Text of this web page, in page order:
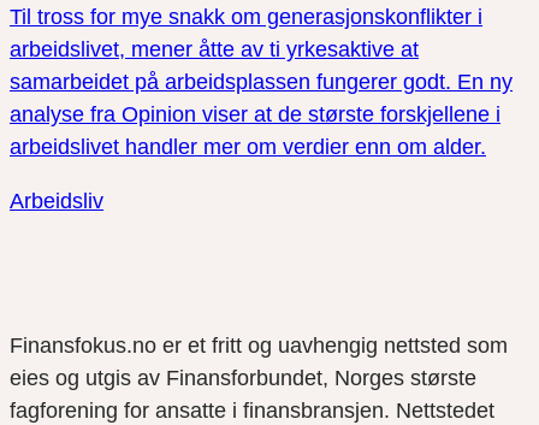
Til tross for mye snakk om generasjonskonflikter i
arbeidslivet, mener åtte av ti yrkesaktive at
samarbeidet på arbeidsplassen fungerer godt. En ny
analyse fra Opinion viser at de største forskjellene i
arbeidslivet handler mer om verdier enn om alder.
Arbeidsliv
Finansfokus.no er et fritt og uavhengig nettsted som
eies og utgis av Finansforbundet, Norges største
fagforening for ansatte i finansbransjen. Nettstedet